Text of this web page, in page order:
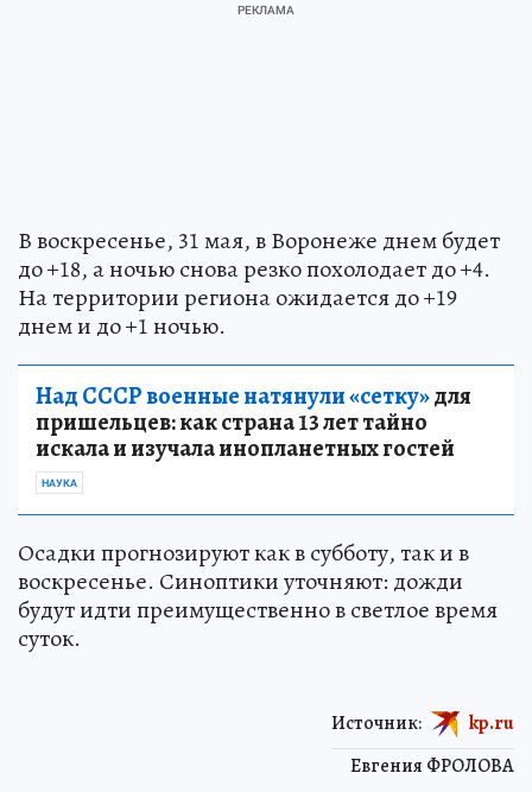
В воскресенье, 31 мая, в Воронеже днем будет
до +18, а ночью снова резко похолодает до +4.
На территории региона ожидается до +19
днем и до +1 ночью.
Над СССР военные натянули «сетку»для
пришельцев: как страна 13 лет тайно
искала и изучала инопланетных гостей
НАУКА
Осадки прогнозируют как в субботу, так и в
воскресенье. Синоптики уточняют: дожди
будут идти преимущественно в светлое время
суток.
Евгения ФРОЛОВА
Источник: kp.ru